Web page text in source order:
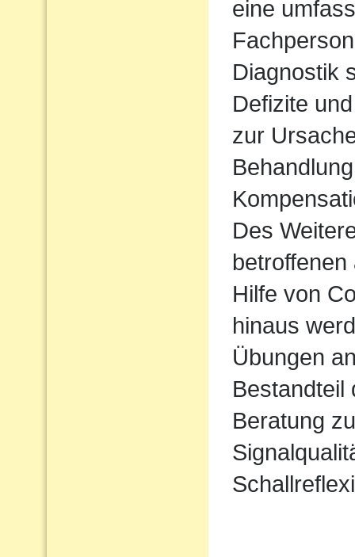
eine
Diagnostik
Defizite
zur
Des
betroffenen
Hilfe von
hinaus
Übungen
Bestandteil
Beratung